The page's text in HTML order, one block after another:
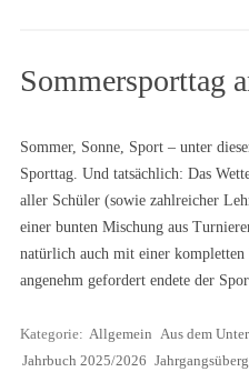
Sommersporttag
Sommer, Sonne, Sport – unter
Sporttag. Und tatsächlich: Das
aller Schüler (sowie zahlreicher
einer bunten Mischung aus
natürlich auch mit einer
angenehm gefordert endete der
Kategorie: Allgemein Aus dem
Jahrbuch 2025/2026